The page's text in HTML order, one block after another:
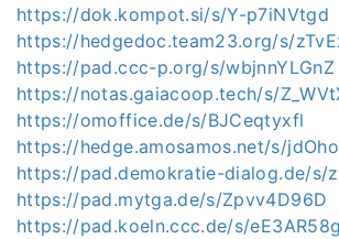
https://dok.kompot.si/s/Y-p7iNVtgd
https://hedgedoc.team23.org/s/
https://pad.ccc-p.org/s/wbjnnYLGnZ
https://notas.gaiacoop.tech/s/
https://omoffice.de/s/BJCeqtyxfl
https://hedge.amosamos.net/s/
https://pad.demokratie-dialog.de/s/
https://pad.mytga.de/s/Zpvv4D96D
https://pad.koeln.ccc.de/s/